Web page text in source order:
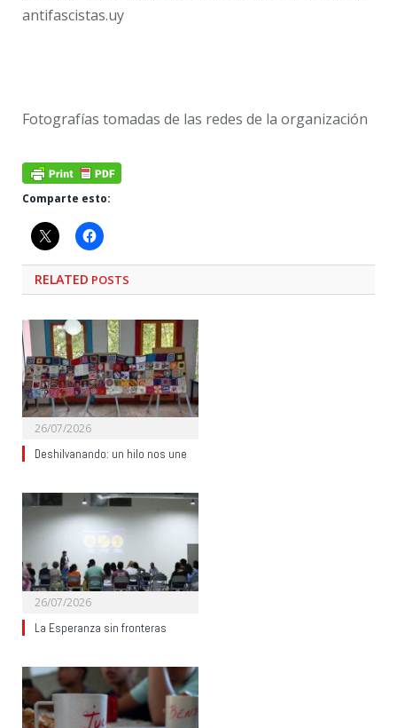
antifascistas.uy
Fotografías tomadas de las redes de la organización
Comparte esto:
RELATED POSTS
26/07/2026
Deshilvanando: un hilo nos une
26/07/2026
La Esperanza sin fronteras